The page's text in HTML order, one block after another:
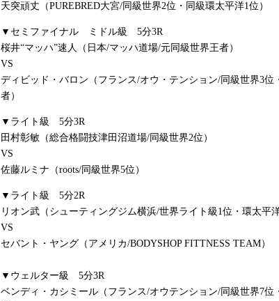
天突頑丈（PUREBRED大宮/同級世界2位・同級環太平洋1位）
▼セミファイナル ミドル級 5分3R
桜井“マッハ”速人（日本/マッハ道場/元同級世界王者）
VS
ディビッド・バロン（フランス/オウ・テンション/同級世界3位
者）
▼ライト級 5分3R
田村彰敏（総合格闘技津田沼道場/同級世界2位）
VS
佐藤ルミナ（roots/同級世界5位）
▼ライト級 5分2R
リオン武（シューティングジム横浜/世界ライト級1位・環太平
VS
セバント・ヤング（アメリカ/BODYSHOP FITTNESS TEAM）
▼ウェルター級 5分3R
ベンディ・カシミール（フランス/オウテンション/同級世界7位